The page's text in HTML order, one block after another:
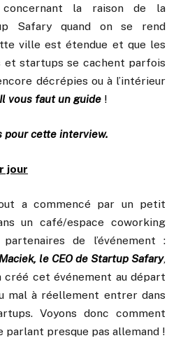
la raison de la
Safary quand on se rend
ville est étendue et que les
startups se cachent parfois
décrépies ou à l’intérieur
Il vous faut un guide !
pour cette interview.
jour
a commencé par un petit
un café/espace coworking
de l’événement :
Maciek, le CEO de Startup Safary,
créé cet événement au départ
mal à réellement entrer dans
Voyons donc comment
parlant presque pas allemand !